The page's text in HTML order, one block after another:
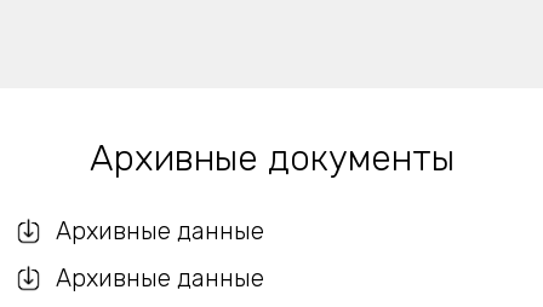
Архивные документы
Архивные данные
Архивные данные